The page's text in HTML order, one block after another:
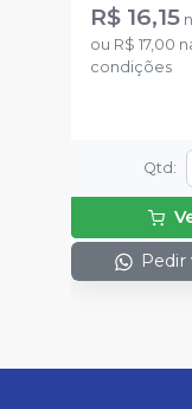
R$ 16,15
ou R$ 17,00
condições
Qtd :
Pedir